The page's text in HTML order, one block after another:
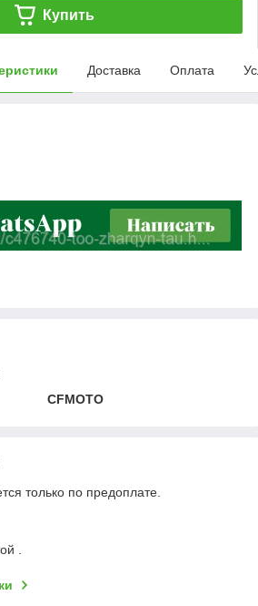
Купить
Доставка Оплата
CFMOTO
только по предоплате.
.